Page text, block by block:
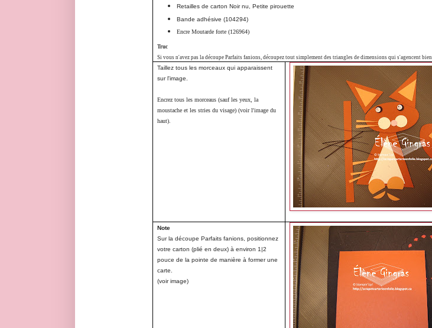
Retailles de carton Noir nu, Petite pirouette
Bande adhésive (104294)
Encre Moutarde forte (126964)
Truc
Si vous n'avez pas la découpe Parfaits fanions, découpez tout simplement des triangles de dimensions qui s'agencent bien.
Taillez tous les morceaux qui apparaissent
sur l'image.
Encrez tous les morceaus (sauf les yeux, la
moustache et les stries du visage) (voir l'image du
haut).
Note
Sur la découpe Parfaits fanions, positionnez
votre carton (plié en deux) à environ 1|2
pouce de la pointe de manière à former une
carte.
(voir image)